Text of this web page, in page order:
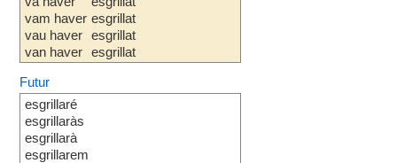
vam haver
vau haver
van haver
esgrillat
esgrillat
esgrillat
Futur
esgrillaré
esgrillaràs
esgrillarà
esgrillarem